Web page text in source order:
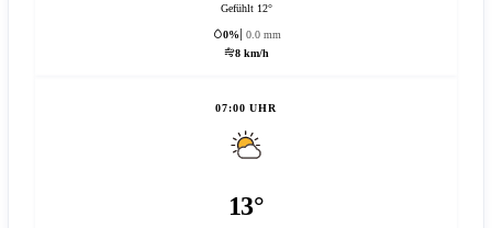
Gefühlt 12°
0%
0.0 mm
8 km/h
07:00 UHR
13°